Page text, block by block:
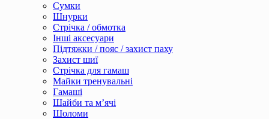
Сумки
Шнурки
Стрічка / обмотка
Інші аксесуари
Підтяжки / пояс / захист паху
Захист шиї
Стрічка для гамаш
Майки тренувальні
Гамаші
Шайби та м’ячі
Шоломи